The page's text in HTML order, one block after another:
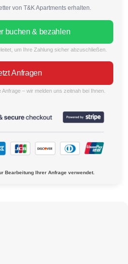
von T&K Apartments erhalten.
buchen & bezahlen
um Ihre Zahlung sicher abzuschließen.
Anfragen
– wir melden uns zeitnah bei Ihnen.
Bearbeitung Ihrer Anfrage verwendet.